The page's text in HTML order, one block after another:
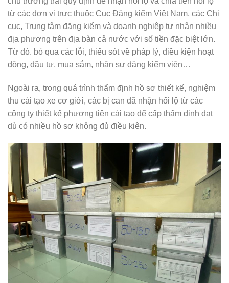
từ các đơn vị trực thuộc Cục Đăng kiểm Việt Nam, các Chi
cục, Trung tâm đăng kiểm và doanh nghiệp tư nhân nhiều
địa phương trên địa bàn cả nước với số tiền đặc biệt lớn.
Từ đó. bỏ qua các lỗi, thiếu sót về pháp lý, điều kiện hoạt
động, đầu tư, mua sắm, nhân sự đăng kiểm viên…
Ngoài ra, trong quá trình thẩm định hồ sơ thiết kế, nghiệm
thu cải tạo xe cơ giới, các bị can đã nhận hối lộ từ các
công ty thiết kế phương tiện cải tạo để cấp thẩm định đạt
dù có nhiều hồ sơ không đủ điều kiện.